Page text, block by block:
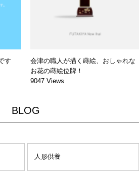
す
会津の職人が描く蒔絵、おしゃれな
お花の蒔絵位牌！
9047 Views
BLOG
人形供養